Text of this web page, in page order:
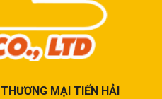
MẠI TIẾN HẢI